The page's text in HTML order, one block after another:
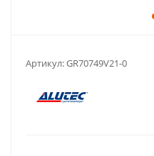
Артикул:GR70749V21-0